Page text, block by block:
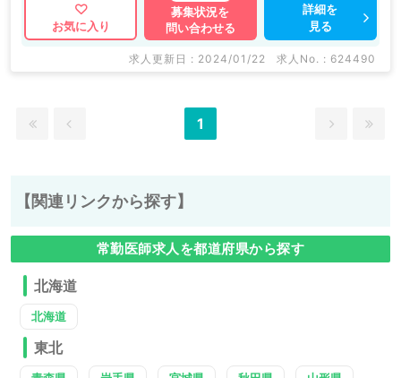
お気に入り
募集状況を
問い合わせる
詳細を
見る
求人更新日 : 2024/01/22 求人No. : 624490
1
【関連リンクから探す】
常勤医師求人を都道府県から探す
北海道
北海道
東北